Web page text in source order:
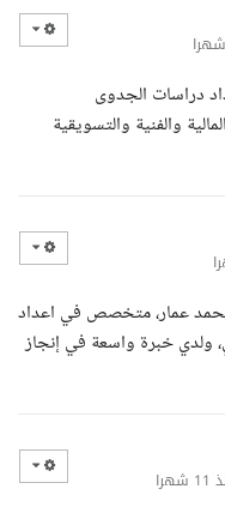
دراسات الجدوى
والفنية والتسويقية
محمد عمار، متخصص في اعداد
ولدي خبرة واسعة في إنجاز